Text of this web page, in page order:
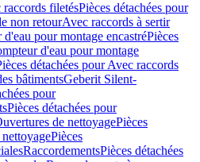
raccords filetésPièces détachées pour
non retourAvec raccords à sertir
pour montage encastréPièces
d'eau pour montage
détachées pour Avec raccords
bâtimentsGeberit Silent-
pour
Pièces détachées pour
de nettoyagePièces
Pièces
RaccordementsPièces détachées